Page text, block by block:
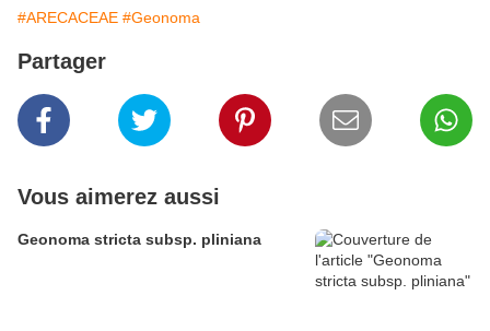
#ARECACEAE #Geonoma
Partager
Vous aimerez aussi
Geonoma stricta subsp. pliniana